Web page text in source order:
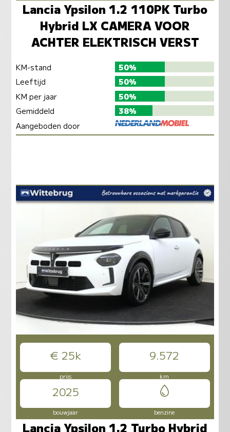
Lancia Ypsilon 1.2 110PK Turbo
Hybrid LX CAMERA VOOR
ACHTER ELEKTRISCH VERST
KM-stand
50%
Leeftijd
50%
KM per jaar
50%
Gemiddeld
38%
Aangeboden door
€ 25k 9.572
prijs km
2025
bouwjaar benzine
Lancia Ypsilon 1.2 Turbo Hybrid